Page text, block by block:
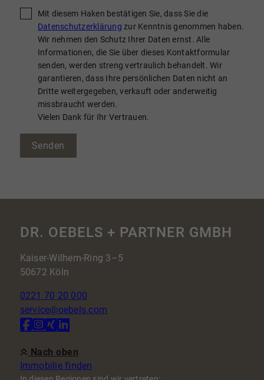
Mit diesem Haken bestätigen Sie, dass Sie die
Datenschutzerklärung zur Kenntnis genommen haben.
Wir nehmen den Schutz Ihrer Daten ernst. Alle
Informationen, die Sie über dieses Kontaktformular
senden, werden streng vertraulich behandelt. Wir
garantieren, dass Ihre persönlichen Daten nicht an
Dritte weitergegeben, verkauft oder anderweitig
missbraucht werden.
Vielen Dank für Ihr Vertrauen.
Senden
DR. OEBELS + PARTNER GMBH
Kaiser-Wilhem-Ring 3–5
50672 Köln
0221 70 20 000
service@oebels.com
Nach oben
Immobilie finden